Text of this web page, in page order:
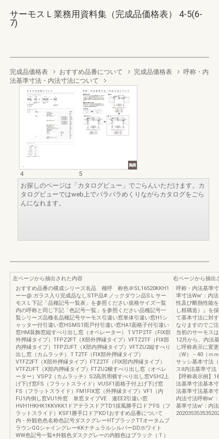
サーモスＬ業務用資料集（完成品価格表） 4-5(6-
7)
完成品価格表 おすすめ品番について 完成品価格表
呼称・内
法基準寸法・内法寸法について
4
5
お探しのページは「カタログビュー」でごらんいただけます。カ
タログビューではweb上でパラパラめくりながらカタログをごら
んになれます。
左ページから抽出された内容
おすすめ品番の構成シリーズ名品 種呼 称色＠SL16520KKH1
ーー@:ガラス入り完成品なしSTP品#:ノックダウン品SＬサー
モスＬ下記「品種記号一覧表」を参照ください規格サイズ一覧
内の呼称と同じ下記「色記号一覧」を参照ください品種記号一
覧シリーズ品種名品種記号サーモス引違い窓単体引違い窓H1シ
ャッター付引違い窓HSMS1雨戸付引違い窓HA1面格子付引違い
窓HM装飾窓縦すべり出し窓（オペレーター）ＴVTP2TF（FIX部
外押縁タイプ）TFPZ2FT（X部外押縁タイプ）VFTZ2TF（FIX部
内押縁タイプ）TFPZUFT（X部内押縁タイプ）VFTZU2縦すべり
出し窓（カムラッチ）ＴT2TF（FIX部外押縁タイプ）
VTFZ2FT（X部外押縁タイプ）FTZ2TF（FIX部内押縁タイプ）
VTFZUFT（X部内押縁タイプ）FTZU2横すべり出し窓（オペレ
ーター）VSP2（カムラッチ）S2高所用横すべり出し窓VSH2上
げ下げ窓FS（フラットスライド）VUSF1面格子付上げ下げ窓
FS（フラットスライド）FM1FIX窓（外押縁タイプ）VF1（内
FU1内倒し窓VU1外窓 単窓タイプVE 連EE2引違い窓
HVH1HKHK1KKVKK1ドアテラスドアTD1採風勝手口ドアFS（フ
ラットスライド）KSF1勝手口ドアKD1おすすめ品番について
内・外観色色名称色記号ダスクグレーHTブラックTTオータムブ
ラウンGGシャイングレーKKナチュラルシルバーDDホワイト
WW色記号一覧※外観色ダスクグレーの内観色はブラック（Ｔ）
右ページから抽出
呼称・内法基準
準寸法Ww’：内
性及び断熱性能
し框構造）』を
て基本寸法に対
なりますのでご
当初のサーモス
12月から、内法
じ呼称表示に変
（W）－40（ｍ
サッシ基本寸法
スⅡ内法基準寸法
【呼称表示例】
法基準寸法基本
法基準寸法基本
内法寸法呼称w’
基準寸法w’：内